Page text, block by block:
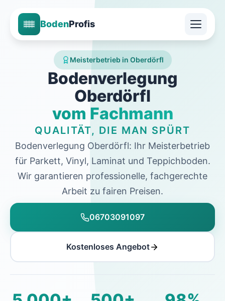
BodenProfis
Meisterbetrieb in Oberdörfl
Bodenverlegung
Oberdörfl
vom Fachmann
QUALITÄT, DIE MAN SPÜRT
Bodenverlegung Oberdörfl: Ihr Meisterbetrieb
für Parkett, Vinyl, Laminat und Teppichboden.
Wir garantieren professionelle, fachgerechte
Arbeit zu fairen Preisen.
06703091097
Kostenloses Angebot